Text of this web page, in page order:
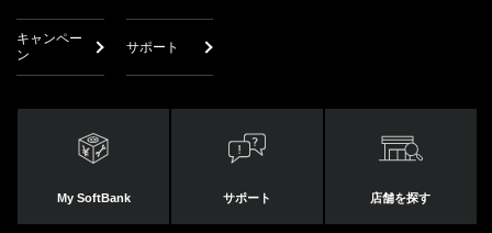
キャンペー
ン
サポート
My SoftBank サポート 店舗を探す